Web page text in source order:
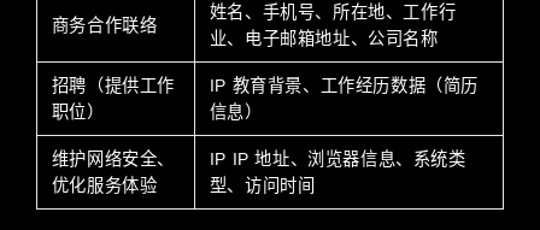
商务合作联络
姓名、手机号、所在地、工作行
业、电子邮箱地址、公司名称
招聘（提供工作
职位）
IP 教育背景、工作经历数据（简历
信息）
维护网络安全、
优化服务体验
IP IP 地址、浏览器信息、系统类
型、访问时间